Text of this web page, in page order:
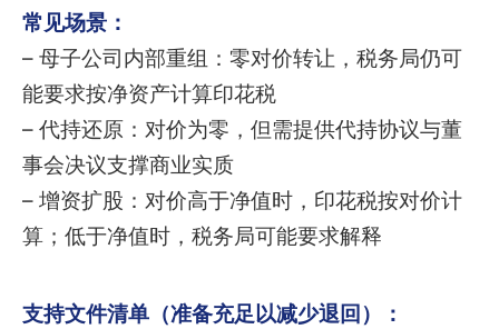
常见场景：
– 母子公司内部重组：零对价转让，税务局仍可
能要求按净资产计算印花税
– 代持还原：对价为零，但需提供代持协议与董
事会决议支撑商业实质
– 增资扩股：对价高于净值时，印花税按对价计
算；低于净值时，税务局可能要求解释
支持文件清单（准备充足以减少退回）：